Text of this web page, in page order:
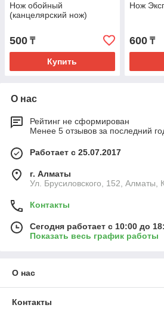
Нож обойный
(канцелярский нож)
500 ₸
Купить
Нож
600₸
О нас
Рейтинг не сформирован
Менее 5 отзывов за последний
Работает с 25.07.2017
г. Алматы
Ул. Брусиловского, 152, Алматы,
Контакты
Сегодня работает с 10:00 до
Показать весь график работы
О нас
Контакты